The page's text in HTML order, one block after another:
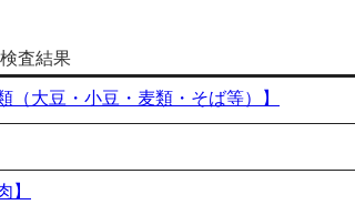
査結果
（大豆・小豆・麦類・そば等）】
】